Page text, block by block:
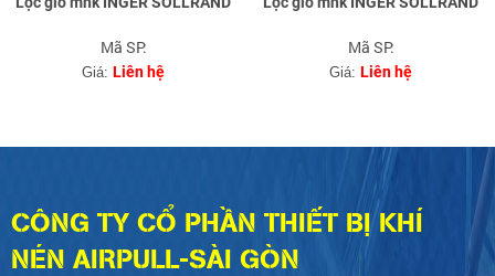
Mã SP:
Giá: Liên hệ
Mã SP:
Giá: Liên hệ
CÔNG TY CỔ PHẦN THIẾT BỊ KHÍ
NÉN AIRPULL-SÀI GÒN